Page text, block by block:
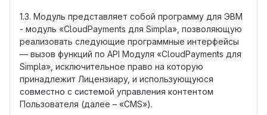
1.3. Модуль представляет собой программу для ЭВМ
- модуль «CloudPayments для Simpla», позволяющую
реализовать следующие программные интерфейсы
— вызов функций по API Модуля «CloudPayments для
Simpla», исключительное право на которую
принадлежит Лицензиару, и использующуюся
совместно с системой управления контентом
Пользователя (далее – «CMS»).